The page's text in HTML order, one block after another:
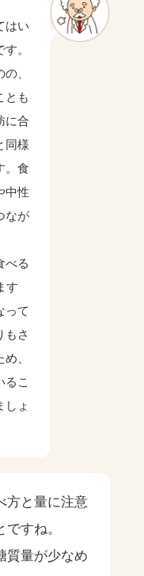
はい
。
、
とも
に合
同様
。食
中性
なが
べる
す
って
もさ
、
るこ
しょ
方と量に注意
すね。
質量が少なめ